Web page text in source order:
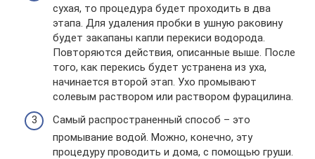
сухая, то процедура будет проходить в два
этапа. Для удаления пробки в ушную раковину
будет закапаны капли перекиси водорода.
Повторяются действия, описанные выше. После
того, как перекись будет устранена из уха,
начинается второй этап. Ухо промывают
солевым раствором или раствором фурацилина.
Самый распространенный способ – это
промывание водой. Можно, конечно, эту
процедуру проводить и дома, с помощью груши.